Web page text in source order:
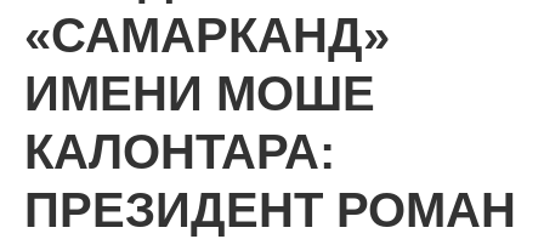
«САМАРКАНД»
ИМЕНИ МОШЕ
КАЛОНТАРА:
ПРЕЗИДЕНТ РОМАН